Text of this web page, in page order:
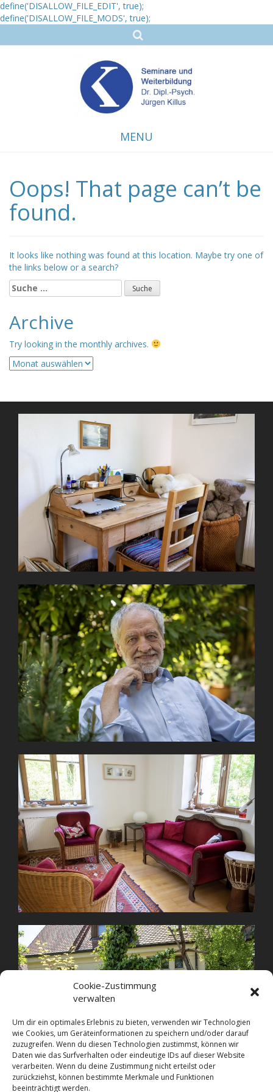
Cookie-Zustimmung
verwalten
Um dir ein optimales Erlebnis zu bieten, verwenden wir Technologien
wie Cookies, um Geräteinformationen zu speichern und/oder darauf
zuzugreifen. Wenn du diesen Technologien zustimmst, können wir
Daten wie das Surfverhalten oder eindeutige IDs auf dieser Website
verarbeiten. Wenn du deine Zustimmung nicht erteilst oder
zurückziehst, können bestimmte Merkmale und Funktionen
beeinträchtigt werden.
define('DISALLOW_FILE_EDIT', true);
define('DISALLOW_FILE_MODS', true);
MENU
to
content
Oops! That page can’t be
found.
It looks like nothing was found at this location. Maybe try one of
the links below or a search?
Suche
nach:
Archive
Try looking in the monthly archives.
Archive